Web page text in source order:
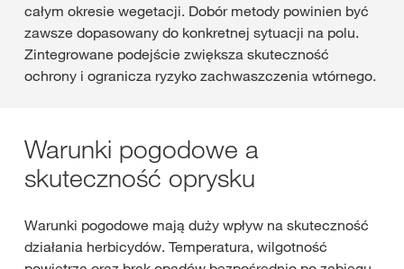
całym okresie wegetacji. Dobór metody powinien być
zawsze dopasowany do konkretnej sytuacji na polu.
Zintegrowane podejście zwiększa skuteczność
ochrony i ogranicza ryzyko zachwaszczenia wtórnego.
Warunki pogodowe a
skuteczność oprysku
Warunki pogodowe mają duży wpływ na skuteczność
działania herbicydów. Temperatura, wilgotność